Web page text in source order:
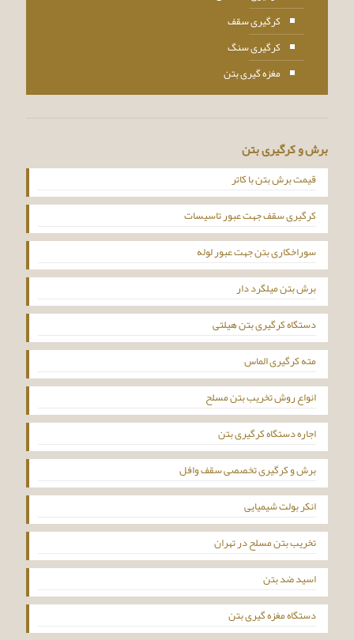
کرگیری سقف
کرگیری سنگ
مغزه گیری بتن
برش و کرگیری بتن
قیمت برش بتن با کاتر
کرگیری سقف جهت عبور تاسیسات
سوراخکاری بتن جهت عبور لوله
برش بتن میلگرد دار
دستگاه کرگیری بتن هیلتی
مته کرگیری الماس
انواع روش تخریب بتن مسلح
اجاره دستگاه کرگیری بتن
برش و کرگیری تخصصی سقف وافل
انکر بولت شیمیایی
تخریب بتن مسلح در تهران
اسید ضد بتن
دستگاه مغزه گیری بتن